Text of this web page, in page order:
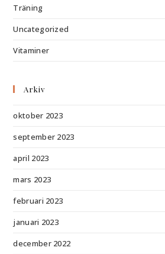
Träning
Uncategorized
Vitaminer
Arkiv
oktober 2023
september 2023
april 2023
mars 2023
februari 2023
januari 2023
december 2022